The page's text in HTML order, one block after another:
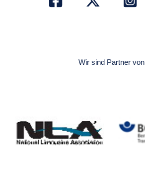
Wir sind Partner von